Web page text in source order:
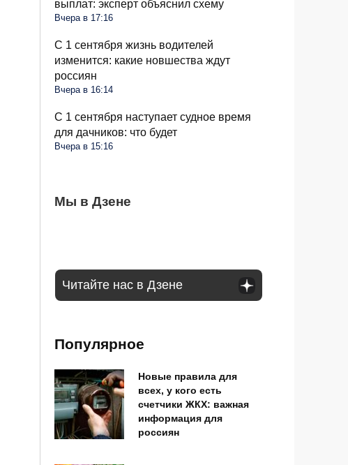
выплат: эксперт объяснил схему
Вчера в 17:16
С 1 сентября жизнь водителей
изменится: какие новшества ждут
россиян
Вчера в 16:14
С 1 сентября наступает судное время
для дачников: что будет
Вчера в 15:16
Мы в Дзене
Для СНТ введут единый тариф на
электричество: ФАС выступила с
Правила для пассажиров автобусов будут
Мошенники плотно взялись за
Читайте нас в Дзене
Популярное
Новые правила для
всех, у кого есть
счетчики ЖКХ: важная
информация для
россиян